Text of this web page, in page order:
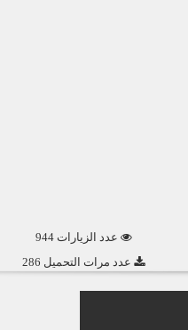
عدد الزيارات 944
عدد مرات التحميل 286